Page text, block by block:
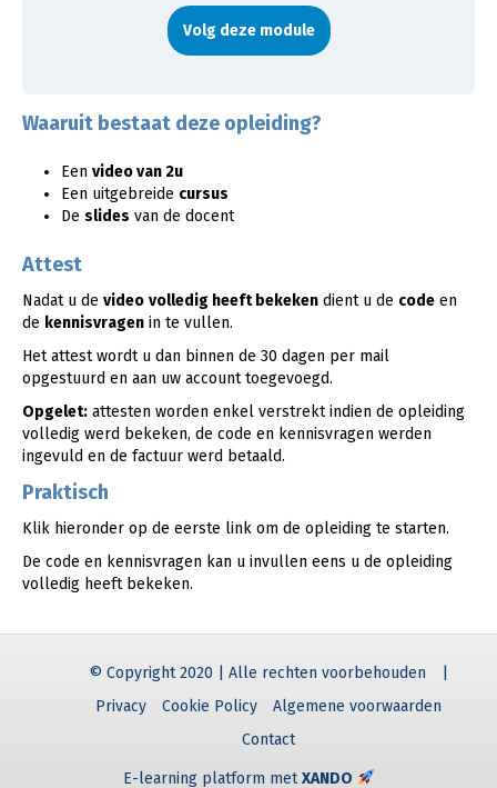
Volg deze module
Waaruit bestaat deze opleiding?
Een video van 2u
Een uitgebreide cursus
De slides van de docent
Attest
Nadat u de video volledig heeft bekeken dient u de code en
de kennisvragen in te vullen.
Het attest wordt u dan binnen de 30 dagen per mail
opgestuurd en aan uw account toegevoegd.
Opgelet: attesten worden enkel verstrekt indien de opleiding
volledig werd bekeken, de code en kennisvragen werden
ingevuld en de factuur werd betaald.
Praktisch
Klik hieronder op de eerste link om de opleiding te starten.
De code en kennisvragen kan u invullen eens u de opleiding
volledig heeft bekeken.
© Copyright 2020 | Alle rechten voorbehouden
Privacy
Cookie Policy
Algemene voorwaarden
Contact
E-learning platform metXANDO